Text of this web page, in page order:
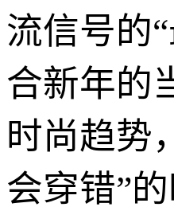
流信号的
合新年的
时尚趋势
会穿错”的